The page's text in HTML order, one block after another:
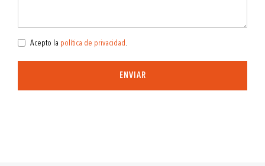
Acepto la política de privacidad.
ENVIAR